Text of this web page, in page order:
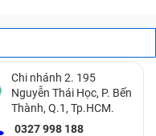
Chi nhánh 2. 195
Nguyễn Thái Học, P. Bến
Thành, Q.1, Tp.HCM.
0327 998 188